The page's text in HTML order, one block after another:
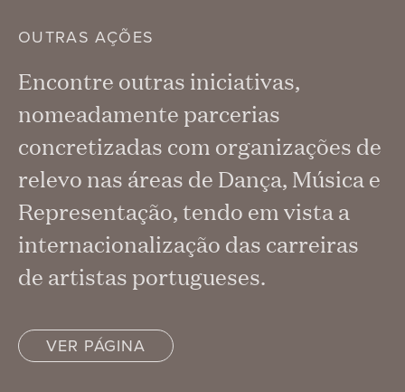
OUTRAS AÇÕES
Encontre outras iniciativas,
nomeadamente parcerias
concretizadas com organizações de
relevo nas áreas de Dança, Música e
Representação, tendo em vista a
internacionalização das carreiras
de artistas portugueses.
VER PÁGINA